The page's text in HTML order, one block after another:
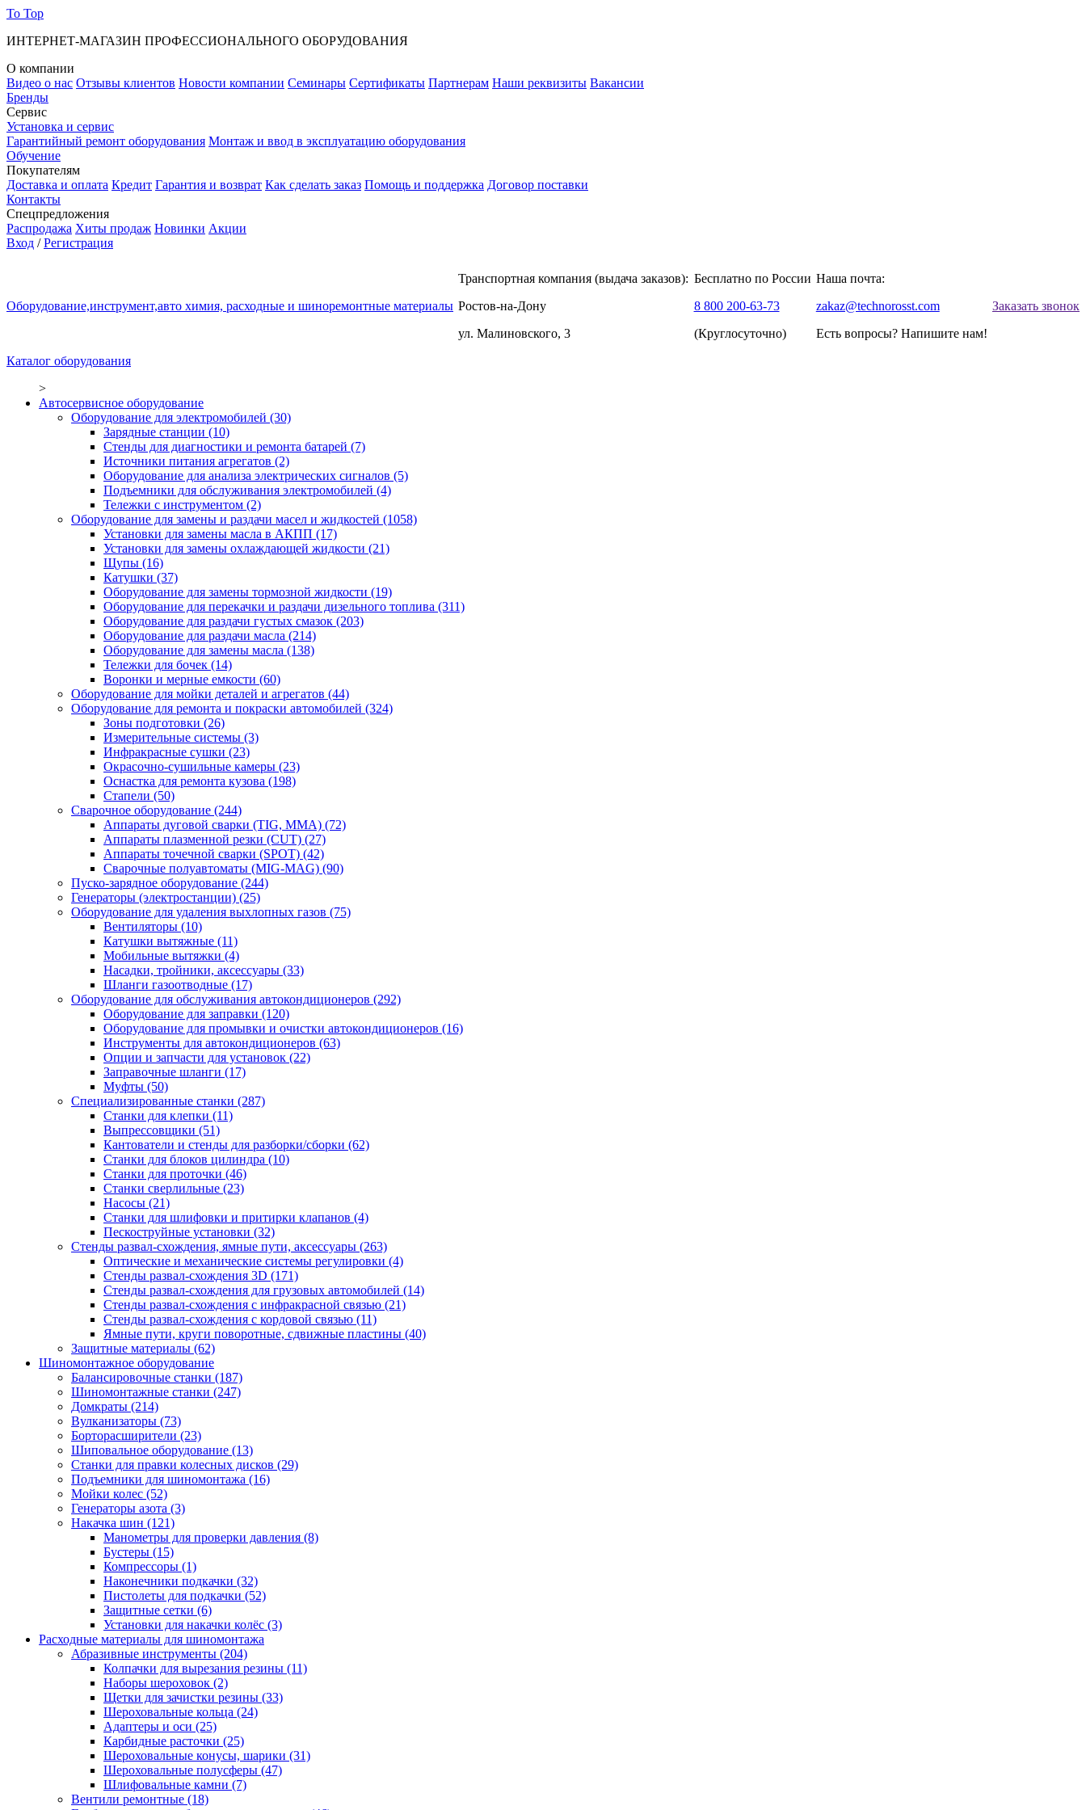
To Top
ИНТЕРНЕТ-МАГАЗИН ПРОФЕССИОНАЛЬНОГО ОБОРУДОВАНИЯ
О компании
Видео о нас Отзывы клиентов Новости компании Семинары Сертификаты Партнерам Наши реквизиты Вакансии
Бренды
Сервис
Установка и сервис
Гарантийный ремонт оборудования Монтаж и ввод в эксплуатацию оборудования
Обучение
Покупателям
Доставка и оплата Кредит Гарантия и возврат Как сделать заказ Помощь и поддержка Договор поставки
Контакты
Спецпредложения
Распродажа Хиты продаж Новинки Акции
Вход /Регистрация
Оборудование,инструмент,авто химия, расходные и шиноремонтные материалы
Транспортная компания (выдача заказов):
Ростов-на-Дону
ул. Малиновского, 3
Бесплатно по России
8 800 200-63-73
(Круглосуточно)
Наша почта:
zakaz@technorosst.com
Есть вопросы? Напишите нам!
Заказать звонок
Каталог оборудования
>
Автосервисное оборудование
Оборудование для электромобилей (30)
Зарядные станции (10)
Стенды для диагностики и ремонта батарей (7)
Источники питания агрегатов (2)
Оборудование для анализа электрических сигналов (5)
Подъемники для обслуживания электромобилей (4)
Тележки с инструментом (2)
Оборудование для замены и раздачи масел и жидкостей (1058)
Установки для замены масла в АКПП (17)
Установки для замены охлаждающей жидкости (21)
Щупы (16)
Катушки (37)
Оборудование для замены тормозной жидкости (19)
Оборудование для перекачки и раздачи дизельного топлива (311)
Оборудование для раздачи густых смазок (203)
Оборудование для раздачи масла (214)
Оборудование для замены масла (138)
Тележки для бочек (14)
Воронки и мерные емкости (60)
Оборудование для мойки деталей и агрегатов (44)
Оборудование для ремонта и покраски автомобилей (324)
Зоны подготовки (26)
Измерительные системы (3)
Инфракрасные сушки (23)
Окрасочно-сушильные камеры (23)
Оснастка для ремонта кузова (198)
Стапели (50)
Сварочное оборудование (244)
Аппараты дуговой сварки (TIG, MMA) (72)
Аппараты плазменной резки (CUT) (27)
Аппараты точечной сварки (SPOT) (42)
Сварочные полуавтоматы (MIG-MAG) (90)
Пуско-зарядное оборудование (244)
Генераторы (электростанции) (25)
Оборудование для удаления выхлопных газов (75)
Вентиляторы (10)
Катушки вытяжные (11)
Мобильные вытяжки (4)
Насадки, тройники, аксессуары (33)
Шланги газоотводные (17)
Оборудование для обслуживания автокондиционеров (292)
Оборудование для заправки (120)
Оборудование для промывки и очистки автокондиционеров (16)
Инструменты для автокондиционеров (63)
Опции и запчасти для установок (22)
Заправочные шланги (17)
Муфты (50)
Специализированные станки (287)
Станки для клепки (11)
Выпрессовщики (51)
Кантователи и стенды для разборки/сборки (62)
Станки для блоков цилиндра (10)
Станки для проточки (46)
Станки сверлильные (23)
Насосы (21)
Станки для шлифовки и притирки клапанов (4)
Пескоструйные установки (32)
Стенды развал-схождения, ямные пути, аксессуары (263)
Оптические и механические системы регулировки (4)
Стенды развал-схождения 3D (171)
Стенды развал-схождения для грузовых автомобилей (14)
Стенды развал-схождения с инфракрасной связью (21)
Стенды развал-схождения с кордовой связью (11)
Ямные пути, круги поворотные, сдвижные пластины (40)
Защитные материалы (62)
Шиномонтажное оборудование
Балансировочные станки (187)
Шиномонтажные станки (247)
Домкраты (214)
Вулканизаторы (73)
Борторасширители (23)
Шиповальное оборудование (13)
Станки для правки колесных дисков (29)
Подъемники для шиномонтажа (16)
Мойки колес (52)
Генераторы азота (3)
Накачка шин (121)
Манометры для проверки давления (8)
Бустеры (15)
Компрессоры (1)
Наконечники подкачки (32)
Пистолеты для подкачки (52)
Защитные сетки (6)
Установки для накачки колёс (3)
Расходные материалы для шиномонтажа
Абразивные инструменты (204)
Колпачки для вырезания резины (11)
Наборы шероховок (2)
Щетки для зачистки резины (33)
Шероховальные кольца (24)
Адаптеры и оси (25)
Карбидные расточки (25)
Шероховальные конусы, шарики (31)
Шероховальные полусферы (47)
Шлифовальные камни (7)
Вентили ремонтные (18)